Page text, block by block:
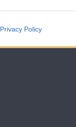
Privacy Policy